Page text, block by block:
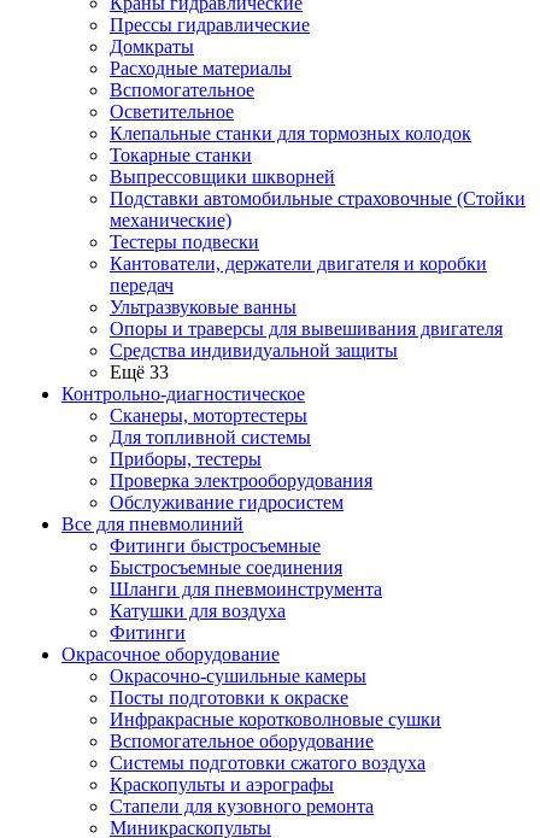
Прессы гидравлические
Домкраты
Расходные материалы
Вспомогательное
Осветительное
Клепальные станки для тормозных колодок
Токарные станки
Выпрессовщики шкворней
Подставки автомобильные страховочные (Стойки
механические)
Тестеры подвески
Кантователи, держатели двигателя и коробки
передач
Ультразвуковые ванны
Опоры и траверсы для вывешивания двигателя
Средства индивидуальной защиты
Ещё 33
Контрольно-диагностическое
Сканеры, мотортестеры
Для топливной системы
Приборы, тестеры
Проверка электрооборудования
Обслуживание гидросистем
Все для пневмолиний
Фитинги быстросъемные
Быстросъемные соединения
Шланги для пневмоинструмента
Катушки для воздуха
Фитинги
Окрасочное оборудование
Окрасочно-сушильные камеры
Посты подготовки к окраске
Инфракрасные коротковолновые сушки
Вспомогательное оборудование
Системы подготовки сжатого воздуха
Краскопульты и аэрографы
Стапели для кузовного ремонта
Миникраскопульты